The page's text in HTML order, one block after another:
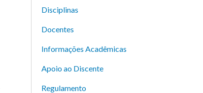
Disciplinas
Docentes
Informações Acadêmicas
Apoio ao Discente
Regulamento